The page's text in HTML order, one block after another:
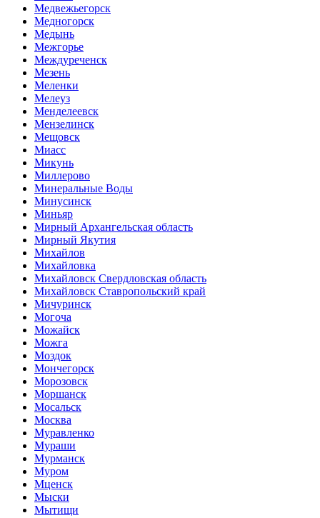
Медвежьегорск
Медногорск
Медынь
Межгорье
Междуреченск
Мезень
Меленки
Мелеуз
Менделеевск
Мензелинск
Мещовск
Миасс
Микунь
Миллерово
Минеральные Воды
Минусинск
Миньяр
Мирный Архангельская область
Мирный Якутия
Михайлов
Михайловка
Михайловск Свердловская область
Михайловск Ставропольский край
Мичуринск
Могоча
Можайск
Можга
Моздок
Мончегорск
Морозовск
Моршанск
Мосальск
Москва
Муравленко
Мураши
Мурманск
Муром
Мценск
Мыски
Мытищи